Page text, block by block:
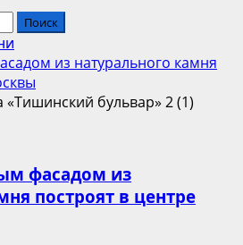
из натурального камня
фасадом из
построят в центре